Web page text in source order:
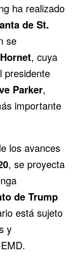
ha realizado
de St.
se
, cuya
presidente
Parker,
importante
los avances
, se proyecta
de Trump
está sujeto
y